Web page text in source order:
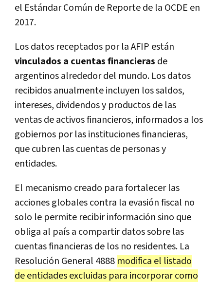
el Estándar Común de Reporte de la OCDE en
2017.
Los datos receptados por la AFIP están
vinculados a cuentas financieras de
argentinos alrededor del mundo. Los datos
recibidos anualmente incluyen los saldos,
intereses, dividendos y productos de las
ventas de activos financieros, informados a los
gobiernos por las instituciones financieras,
que cubren las cuentas de personas y
entidades.
El mecanismo creado para fortalecer las
acciones globales contra la evasión fiscal no
solo le permite recibir información sino que
obliga al país a compartir datos sobre las
cuentas financieras de los no residentes. La
Resolución General 4888 modifica el listado
de entidades excluidas para incorporar como